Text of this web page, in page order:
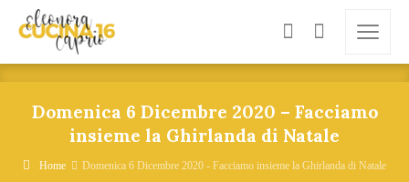
Domenica 6 Dicembre 2020 – Facciamo
insieme la Ghirlanda di Natale
Home Domenica 6 Dicembre 2020 - Facciamo insieme la Ghirlanda di Natale